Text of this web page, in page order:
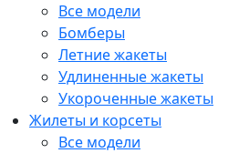
Все модели
Бомберы
Летние жакеты
Удлиненные жакеты
Укороченные жакеты
Жилеты и корсеты
Все модели